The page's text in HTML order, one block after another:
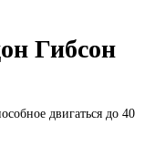
Гибсон
двигаться до 40